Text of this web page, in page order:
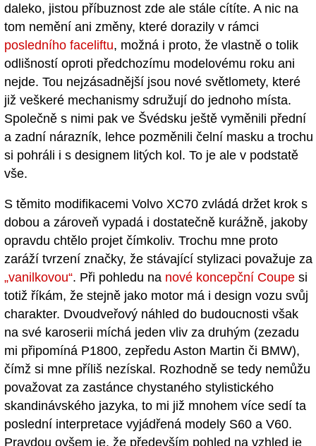
daleko, jistou příbuznost zde ale stále cítíte. A nic na
tom nemění ani změny, které dorazily v rámci
posledního faceliftu, možná i proto, že vlastně o tolik
odlišností oproti předchozímu modelovému roku ani
nejde. Tou nejzásadnější jsou nové světlomety, které
již veškeré mechanismy sdružují do jednoho místa.
Společně s nimi pak ve Švédsku ještě vyměnili přední
a zadní nárazník, lehce pozměnili čelní masku a trochu
si pohráli i s designem litých kol. To je ale v podstatě
vše.
S těmito modifikacemi Volvo XC70 zvládá držet krok s
dobou a zároveň vypadá i dostatečně kurážně, jakoby
opravdu chtělo projet čímkoliv. Trochu mne proto
zaráží tvrzení značky, že stávající stylizaci považuje za
„vanilkovou“. Při pohledu na nové koncepční Coupe si
totiž říkám, že stejně jako motor má i design vozu svůj
charakter. Dvoudveřový náhled do budoucnosti však
na své karoserii míchá jeden vliv za druhým (zezadu
mi připomíná P1800, zepředu Aston Martin či BMW),
čímž si mne příliš nezískal. Rozhodně se tedy nemůžu
považovat za zastánce chystaného stylistického
skandinávského jazyka, to mi již mnohem více sedí ta
poslední interpretace vyjádřená modely S60 a V60.
Pravdou ovšem je, že především pohled na vzhled je